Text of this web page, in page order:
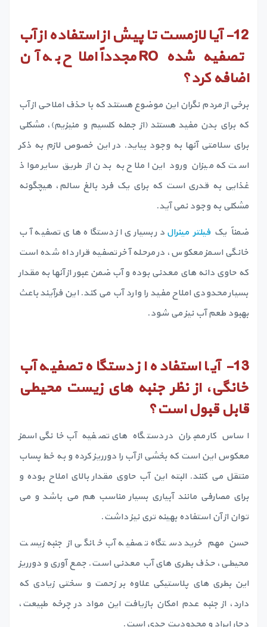
12- آیا لازمست تا پیش از استفاده از آب
تصفیه شدهROمجدداً املاح به آن
اضافه کرد؟
برخی از مردم نگران این موضوع هستند که با حذف املاحی از آب
که برای بدن مفید هستند (از جمله کلسیم و منیزیم)، مشکلی
برای سلامتی آنها به وجود بیاید. در این خصوص لازم به ذکر
است که میزان ورود این املاح به بدن از طریق سایر مواذ
غذایی به قدری است که برای یک فرد بالغ سالم، هیچگونه
مشکلی به وجود نمی آید.
ضمناً یکفیلتر مینرال در بسیاری از دستگاه های تصفیه آب
خانگی اسمز معکوس، در مرحله آخر تصفیه قرار داه شده است
که حاوی دانه های معدنی بوده و آب ضمن عبور از آنها به مقدار
بسیار محدودی املاح مفید را وارد آب می کند. این فرآیند باعث
بهبود طعم آب نیز می شود.
13-
آیا استفاده از دستگاه تصفیه آب
خانگی، از نظر جنبه های زیست محیطی
قابل قبول است؟
اساس کار ممبران در دستگاه های تصفیه آب خانگی اسمز
معکوس این است که بخشی از آب را دورریز کرده و به خط پساب
منتقل می کنند. البته این آب حاوی مقدار بالای املاح بوده و
برای مصارفی مانند آبیاری بسیار مناسب هم می باشد و می
توان از آن استفاده بهینه تری نیز داشت.
حسن مهم خرید دستگاه تصفیه آب خانگی از جنبه زیست
محیطی، حذف بطری های آب معدنی است. جمع آوری و دورریز
این بطری های پلاستیکی علاوه بر زحمت و سختی زیادی که
دارد، از جنبه عدم امکان بازیافت این مواد در چرخه طبیعت،